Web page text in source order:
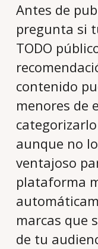
Antes de
pregunta si
TODO
contenido
menores de
aunque no
ventajoso
plataforma
marcas que
de tu